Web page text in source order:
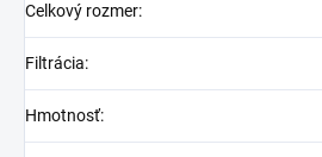
Celkový rozmer:
Filtrácia:
Hmotnosť: